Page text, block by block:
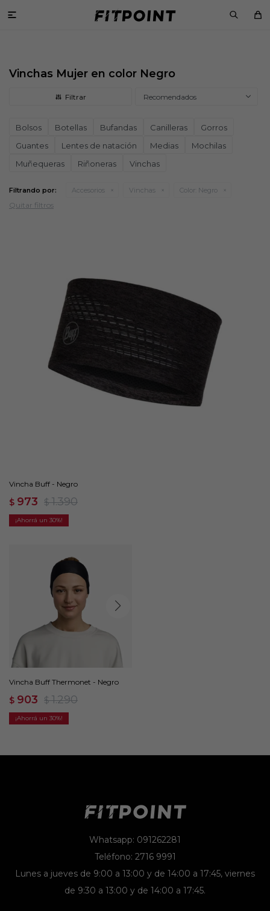

Vinchas Mujer en color Negro
Recomendados
Bolsos Botellas Bufandas Canilleras
Gorros
Guantes
Lentes de natación Medias
Mochilas
Muñequeras
Riñoneras Vinchas
Filtrando por: Accesorios Vinchas Color: Negro
Quitar filtros
Vincha Buff - Negro
$ 973 $ 1.390
30
Vincha Buff Thermonet - Negro
$ 903 $ 1.290
30
Whatsapp: 091262281
Teléfono: 2716 9991
Lunes a jueves de 9:00 a 13:00 y de 14:00 a 17:45, viernes
de 9:30 a 13:00 y de 14:00 a 17:45.